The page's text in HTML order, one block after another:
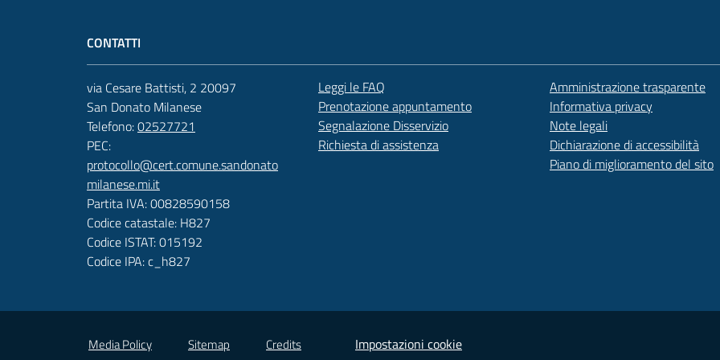
CONTATTI
via Cesare Battisti, 2 20097
San Donato Milanese
Telefono:02527721
PEC:
protocollo@cert.comune.sandonato
milanese.mi.it
Partita IVA: 00828590158
Codice catastale: H827
Codice ISTAT: 015192
Codice IPA: c_h827
Leggi le FAQ
Prenotazione appuntamento
Segnalazione Disservizio
Richiesta di assistenza
Amministrazione trasparente
Informativa privacy
Note legali
Dichiarazione di accessibilità
Piano di miglioramento del sito
Media Policy Sitemap Credits Impostazioni cookie